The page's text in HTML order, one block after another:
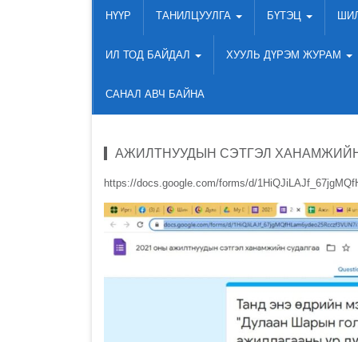
НҮҮР ТАНИЛЦУУЛГА БҮТЭЦ
ИЛ ТОД БАЙДАЛ ХУУЛЬ ДҮРЭМ ЖУРАМ
САНАЛ АВЧ БАЙНА
АЖИЛТНУУДЫН СЭТГЭЛ
https://docs.google.com/forms/d/